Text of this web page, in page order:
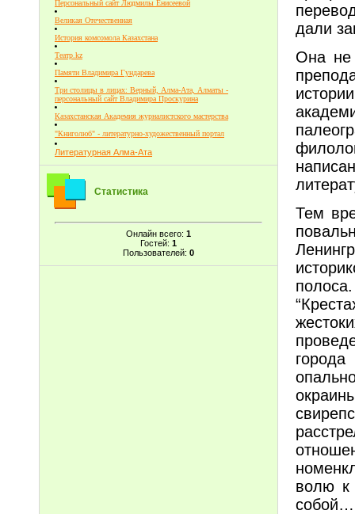
Персональный сайт Людмилы Енисеевой
Великая Отечественная
История комсомола Казахстана
Театр.kz
Памяти Владимира Гундарева
Три столицы в лицах: Верный, Алма-Ата, Алматы -
персональный сайт Владимира Проскурина
Казахстанская Академия журналистского мастерства
"Книголюб" - литературно-художественный портал
Литературная Алма-Ата
Статистика
Онлайн всего: 1
Гостей: 1
Пользователей: 0
дали
Она не
Тем
волю к
собой…